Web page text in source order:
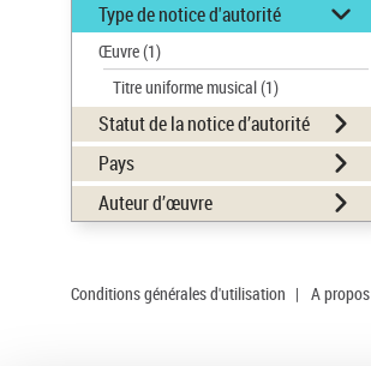
Type de notice d'autorité
Œuvre(1)
Titre uniforme musical(1)
Statut de la notice d’autorité
Pays
Auteur d’œuvre
Conditions générales d'utilisation | A propos